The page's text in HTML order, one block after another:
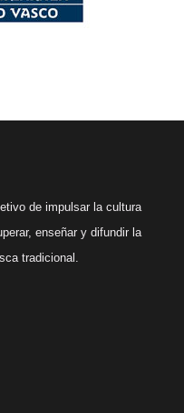
de impulsar la cultura
enseñar y difundir la
tradicional.